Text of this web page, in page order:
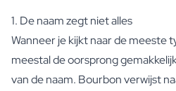
Thee & Honing Pakket
Kruiden & Saus Pakket
Bekijk alle Cadeaupakketten
Mini Producten
Magnum XL Flessen
1. De naam zegt niet alles
Wanneer je kijkt naar de meeste
meestal de oorsprong
van de naam. Bourbon verwijst